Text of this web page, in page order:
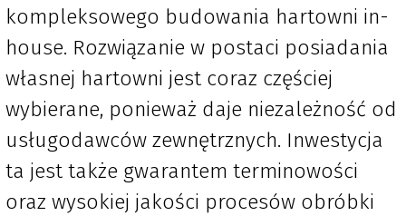
kompleksowego budowania hartowni in-
house. Rozwiązanie w postaci posiadania
własnej hartowni jest coraz częściej
wybierane, ponieważ daje niezależność od
usługodawców zewnętrznych. Inwestycja
ta jest także gwarantem terminowości
oraz wysokiej jakości procesów obróbki